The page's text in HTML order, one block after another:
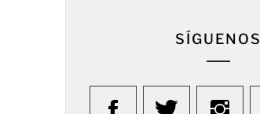
SÍGUENOS